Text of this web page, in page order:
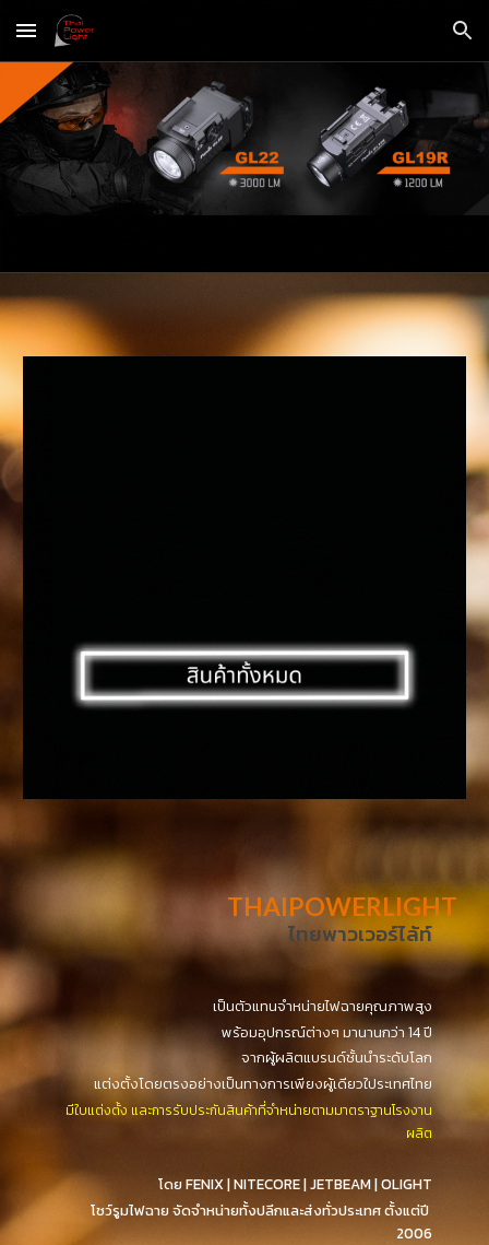
Skip to main content Skip to navigation
THAIPOWERLIGHT
ไทยพาวเวอร์ไล้ท์
เป็นตัวแทนจำหน่ายไฟฉายคุณภาพสูง
พร้อมอุปกรณ์ต่างๆ มานานกว่า 14 ปี
                                    จากผู้ผลิตแบรนด์ชั้นนำระดับโลก
แต่งตั้งโดยตรงอย่างเป็นทางการเพียงผู้เดียวใประเทศไทย
มีใบแต่งตั้ง และการรับประกันสินค้าที่จำหน่ายตามมาตราฐานโรงงาน
ผลิต
โดย FENIX | NITECORE | JETBEAM | OLIGHT
โชว์รูมไฟฉาย จัดจำหน่ายทั้งปลีกและส่งทั่วประเทศตั้งแต่ปี
2006